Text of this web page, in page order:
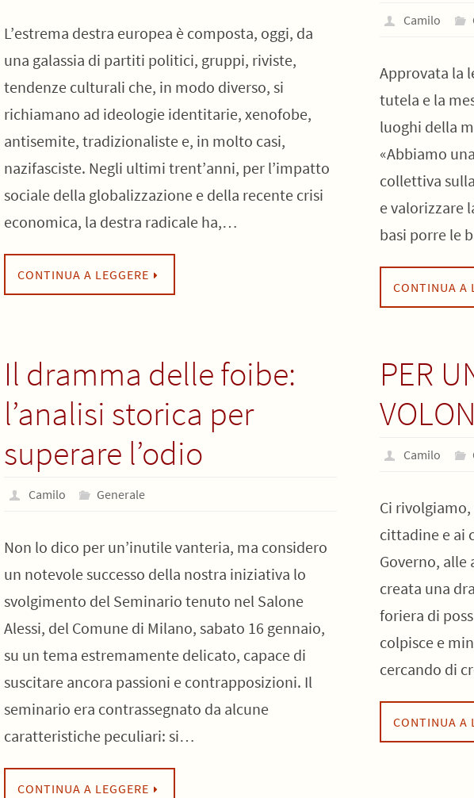
L’estrema destra europea è composta, oggi, da
una galassia di partiti politici, gruppi, riviste,
tendenze culturali che, in modo diverso, si
richiamano ad ideologie identitarie, xenofobe,
antisemite, tradizionaliste e, in molto casi,
nazifasciste. Negli ultimi trent’anni, per l’impatto
sociale della globalizzazione e della recente crisi
economica, la destra radicale ha,…
CONTINUA A LEGGERE
Camilo
Approvata la
tutela e la
luoghi della
«Abbiamo
collettiva
e valorizzare
basi porre le
CONTINUA A
Il dramma delle foibe:
l’analisi storica per
superare l’odio
Camilo Generale
Non lo dico per un’inutile vanteria, ma considero
un notevole successo della nostra iniziativa lo
svolgimento del Seminario tenuto nel Salone
Alessi, del Comune di Milano, sabato 16 gennaio,
su un tema estremamente delicato, capace di
suscitare ancora passioni e contrapposizioni. Il
seminario era contrassegnato da alcune
caratteristiche peculiari: si…
CONTINUA A LEGGERE
PER
Camilo
Ci
cittadine e ai
Governo, alle
creata una
foriera di
colpisce e
cercando di
CONTINUA A